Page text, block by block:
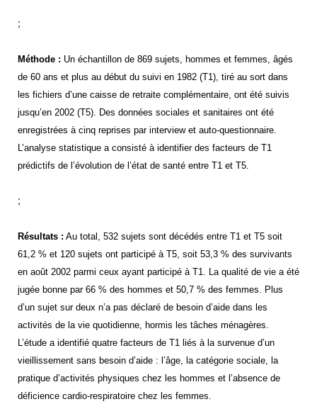
;
Méthode : Un échantillon de 869 sujets, hommes et femmes, âgés
de 60 ans et plus au début du suivi en 1982 (T1), tiré au sort dans
les fichiers d’une caisse de retraite complémentaire, ont été suivis
jusqu’en 2002 (T5). Des données sociales et sanitaires ont été
enregistrées à cinq reprises par interview et auto-questionnaire.
L’analyse statistique a consisté à identifier des facteurs de T1
prédictifs de l’évolution de l’état de santé entre T1 et T5.
;
Résultats : Au total, 532 sujets sont décédés entre T1 et T5 soit
61,2 % et 120 sujets ont participé à T5, soit 53,3 % des survivants
en août 2002 parmi ceux ayant participé à T1. La qualité de vie a été
jugée bonne par 66 % des hommes et 50,7 % des femmes. Plus
d’un sujet sur deux n’a pas déclaré de besoin d’aide dans les
activités de la vie quotidienne, hormis les tâches ménagères.
L’étude a identifié quatre facteurs de T1 liés à la survenue d’un
vieillissement sans besoin d’aide : l’âge, la catégorie sociale, la
pratique d’activités physiques chez les hommes et l’absence de
déficience cardio-respiratoire chez les femmes.